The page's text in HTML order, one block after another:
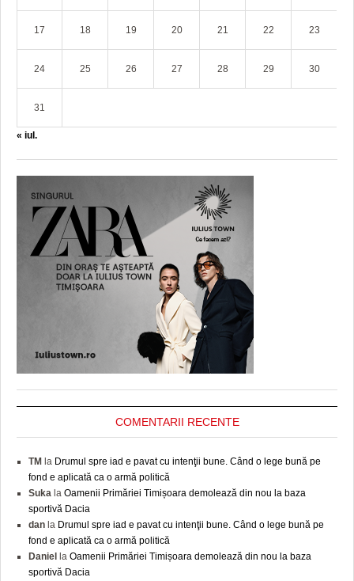
17 18 19 20 21 22 23
24 25 26 27 28 29 30
31
« iul.
COMENTARII RECENTE
TM la Drumul spre iad e pavat cu intenţii bune. Când o lege bună pe
fond e aplicată ca o armă politică
Suka la Oamenii Primăriei Timișoara demolează din nou la baza
sportivă Dacia
dan la Drumul spre iad e pavat cu intenţii bune. Când o lege bună pe
fond e aplicată ca o armă politică
Daniel la Oamenii Primăriei Timișoara demolează din nou la baza
sportivă Dacia